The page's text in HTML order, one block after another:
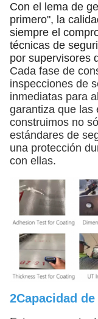
Con el lema de
primero", la
siempre el
técnicas de
por supervisores
Cada fase de
inspecciones de
inmediatas para
garantiza que las
construimos no
estándares de
una protección
con ellas.
2Capacidad